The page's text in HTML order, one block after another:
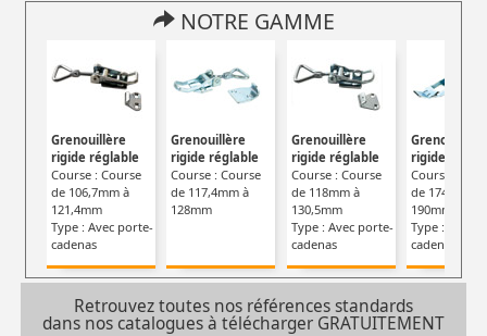
NOTRE GAMME
Grenouillère
rigide réglable
Course : Course
de 106,7mm à
121,4mm
Type : Avec porte-
cadenas
Grenouillère
rigide réglable
Course : Course
de 117,4mm à
128mm
Grenouillère
rigide réglable
Course : Course
de 118mm à
130,5mm
Type : Avec porte-
cadenas
Grenouillère
rigide
Course :
de 174mm à
190mm
Type : Avec
cadenas
Retrouvez toutes nos références standards
dans nos catalogues à télécharger GRATUITEMENT